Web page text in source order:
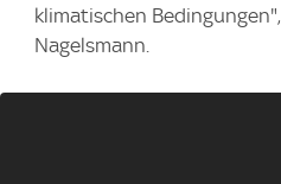
klimatischen
Nagelsmann.